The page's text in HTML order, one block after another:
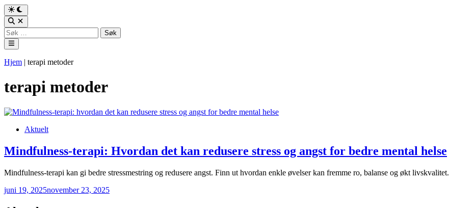
Switch
to
dark
mode
Open
Search
Søk
etter:
Main
Menu
Hjem | terapi metoder
terapi metoder
Posted Aktuelt
Mindfulness-terapi: Hvordan det kan redusere stress og angst for bedre mental helse
Mindfulness-terapi kan gi bedre stressmestring og redusere angst. Finn ut hvordan enkle øvelser kan fremme ro, balanse og økt livskvalitet.
juni 19, 2025november 23, 2025